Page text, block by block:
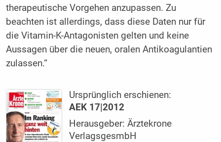
therapeutische Vorgehen anzupassen. Zu
beachten ist allerdings, dass diese Daten nur für
die Vitamin-K-Antagonisten gelten und keine
Aussagen über die neuen, oralen Antikoagulantien
zulassen.“
Ursprünglich erschienen:
AEK 17|2012
Herausgeber: Ärztekrone
VerlagsgesmbH